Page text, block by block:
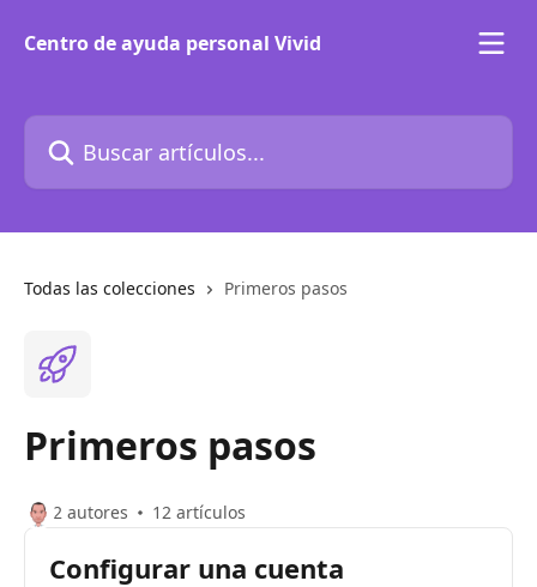
Centro de ayuda personal Vivid
Buscar artículos...
Todas las colecciones Primeros pasos
Primeros pasos
2 autores 12 artículos
Configurar una cuenta